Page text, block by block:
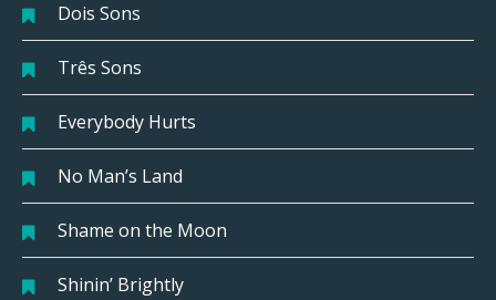
Dois Sons
Três Sons
Everybody Hurts
No Man’s Land
Shame on the Moon
Shinin’ Brightly